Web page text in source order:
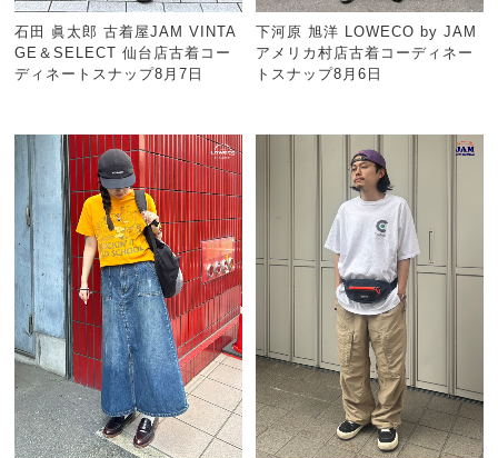
石田 眞太郎 古着屋JAM VINTA
GE＆SELECT 仙台店古着コー
ディネートスナップ8月7日
下河原 旭洋 LOWECO by JAM
アメリカ村店古着コーディネー
トスナップ8月6日